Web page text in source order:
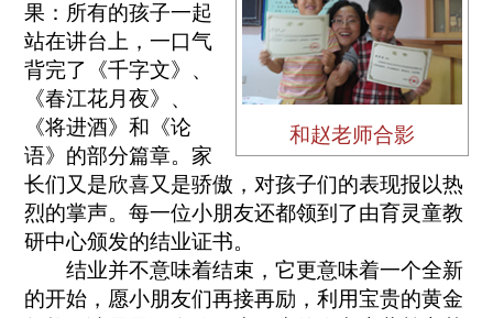
和赵老师合影
果：所有的孩子一起
站在讲台上，一口气
背完了《千字文》、
《春江花月夜》、
《将进酒》和《论
语》的部分篇章。家
长们又是欣喜又是骄傲，对孩子们的表现报以热
烈的掌声。每一位小朋友还都领到了由育灵童教
研中心颁发的结业证书。
结业并不意味着结束，它更意味着一个全新
的开始，愿小朋友们再接再励，利用宝贵的黄金